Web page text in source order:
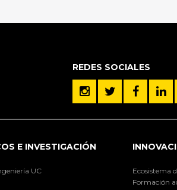
REDES SOCIALES
E INVESTIGACIÓN
UC
Ecosistema
Formación